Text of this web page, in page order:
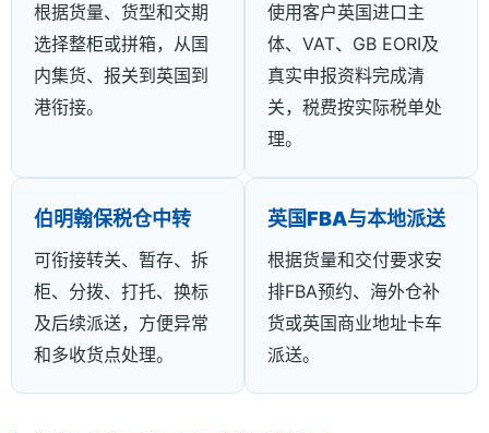
根据货量、货型和交期
选择整柜或拼箱，从国
内集货、报关到英国到
港衔接。
使用客户英国进口主
体、VAT、GB EORI及
真实申报资料完成清
关，税费按实际税单处
理。
伯明翰保税仓中转
可衔接转关、暂存、拆
柜、分拨、打托、换标
及后续派送，方便异常
和多收货点处理。
英国FBA与本地派送
根据货量和交付要求安
排FBA预约、海外仓补
货或英国商业地址卡车
派送。